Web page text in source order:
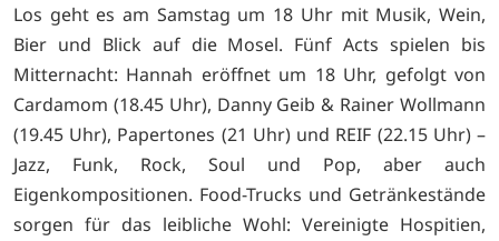
Los geht es am Samstag um 18 Uhr mit Musik, Wein,
Bier und Blick auf die Mosel. Fünf Acts spielen bis
Mitternacht: Hannah eröffnet um 18 Uhr, gefolgt von
Cardamom (18.45 Uhr), Danny Geib & Rainer Wollmann
(19.45 Uhr), Papertones (21 Uhr) und REIF (22.15 Uhr) –
Jazz, Funk, Rock, Soul und Pop, aber auch
Eigenkompositionen. Food-Trucks und Getränkestände
sorgen für das leibliche Wohl: Vereinigte Hospitien,